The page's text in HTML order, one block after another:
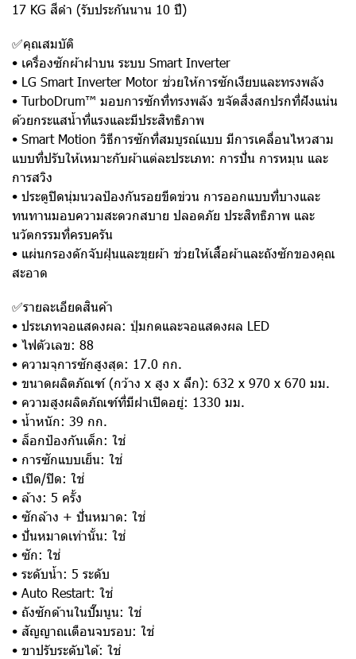
17 KG สีดำ (รับประกันนาน 10 ปี)
✅คุณสมบัติ
• เครื่องซักผ้าฝาบน ระบบ Smart Inverter
• LG Smart Inverter Motor ช่วยให้การซักเงียบและทรงพลัง
• TurboDrum™ มอบการซักที่ทรงพลัง ขจัดสิ่งสกปรกที่ฝังแน่น
ด้วยกระแสน้ำที่แรงและมีประสิทธิภาพ
• Smart Motion วิธีการซักที่สมบูรณ์แบบ มีการเคลื่อนไหวสาม
แบบที่ปรับให้เหมาะกับผ้าแต่ละประเภท: การปั่น การหมุน และ
การสวิง
• ประตูปิดนุ่มนวลป้องกันรอยขีดข่วน การออกแบบที่บางและ
ทนทานมอบความสะดวกสบาย ปลอดภัย ประสิทธิภาพ และ
นวัตกรรมที่ครบครัน
• แผ่นกรองดักจับฝุ่นและขุยผ้า ช่วยให้เสื้อผ้าและถังซักของคุณ
สะอาด
✅รายละเอียดสินค้า
• ประเภทจอแสดงผล: ปุ่มกดและจอแสดงผล LED
• ไฟตัวเลข: 88
• ความจุการซักสูงสุด: 17.0 กก.
• ขนาดผลิตภัณฑ์ (กว้าง x สูง x ลึก): 632 x 970 x 670 มม.
• ความสูงผลิตภัณฑ์ที่มีฝาเปิดอยู่: 1330 มม.
• น้ำหนัก: 39 กก.
• ล็อกป้องกันเด็ก: ใช่
• การซักแบบเย็น: ใช่
• เปิด/ปิด: ใช่
• ล้าง: 5 ครั้ง
• ซักล้าง + ปั่นหมาด: ใช่
• ปั่นหมาดเท่านั้น: ใช่
• ซัก: ใช่
• ระดับน้ำ: 5 ระดับ
• Auto Restart: ใช่
• ถังซักด้านในปั๊มนูน: ใช่
• สัญญาณเตือนจบรอบ: ใช่
• ขาปรับระดับได้: ใช่